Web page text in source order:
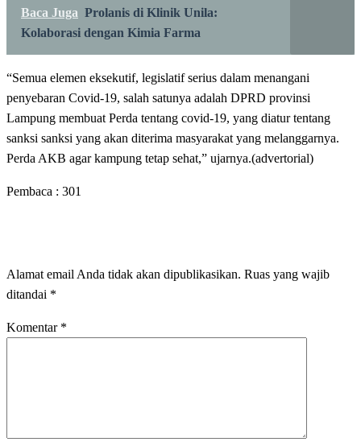
Baca Juga Prolanis di Klinik Unila:
Kolaborasi dengan Kimia Farma
“Semua elemen eksekutif, legislatif serius dalam menangani
penyebaran Covid-19, salah satunya adalah DPRD provinsi
Lampung membuat Perda tentang covid-19, yang diatur tentang
sanksi sanksi yang akan diterima masyarakat yang melanggarnya.
Perda AKB agar kampung tetap sehat,” ujarnya.(advertorial)
Pembaca : 301
Alamat email Anda tidak akan dipublikasikan. Ruas yang wajib
ditandai *
Komentar *